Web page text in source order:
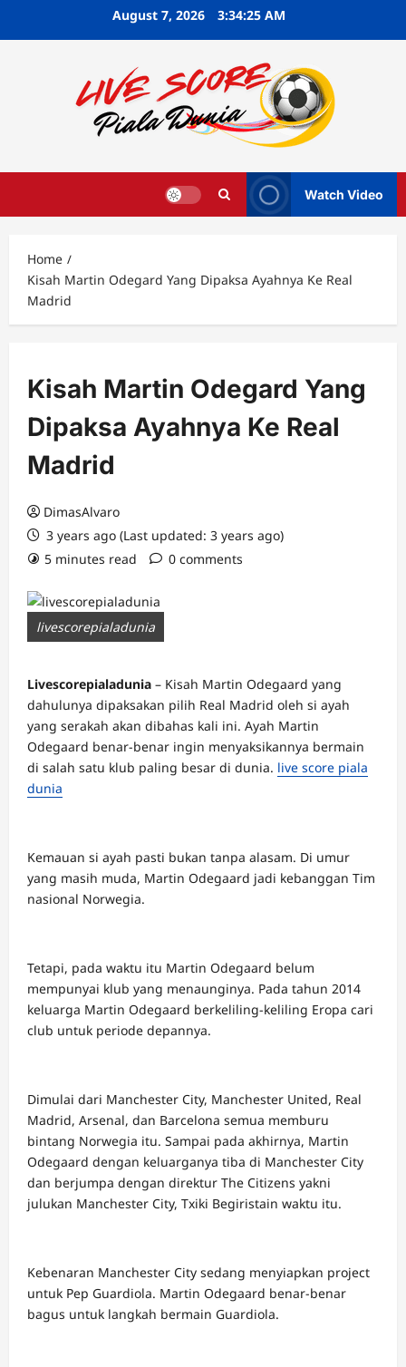
August 7, 2026 3:34:26 AM
Watch Video
Home
Kisah Martin Odegard Yang Dipaksa Ayahnya Ke Real
Madrid
Kisah Martin Odegard Yang
Dipaksa Ayahnya Ke Real
Madrid
DimasAlvaro
3 years ago (Last updated: 3 years ago)
5 minutes read
0 comments
livescorepialadunia
Livescorepialadunia – Kisah Martin Odegaard yang
dahulunya dipaksakan pilih Real Madrid oleh si ayah
yang serakah akan dibahas kali ini. Ayah Martin
Odegaard benar-benar ingin menyaksikannya bermain
di salah satu klub paling besar di dunia. live score piala
dunia
Kemauan si ayah pasti bukan tanpa alasam. Di umur
yang masih muda, Martin Odegaard jadi kebanggan Tim
nasional Norwegia.
Tetapi, pada waktu itu Martin Odegaard belum
mempunyai klub yang menaunginya. Pada tahun 2014
keluarga Martin Odegaard berkeliling-keliling Eropa cari
club untuk periode depannya.
Dimulai dari Manchester City, Manchester United, Real
Madrid, Arsenal, dan Barcelona semua memburu
bintang Norwegia itu. Sampai pada akhirnya, Martin
Odegaard dengan keluarganya tiba di Manchester City
dan berjumpa dengan direktur The Citizens yakni
julukan Manchester City, Txiki Begiristain waktu itu.
Kebenaran Manchester City sedang menyiapkan project
untuk Pep Guardiola. Martin Odegaard benar-benar
bagus untuk langkah bermain Guardiola.